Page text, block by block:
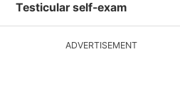
Testicular self-exam
ADVERTISEMENT